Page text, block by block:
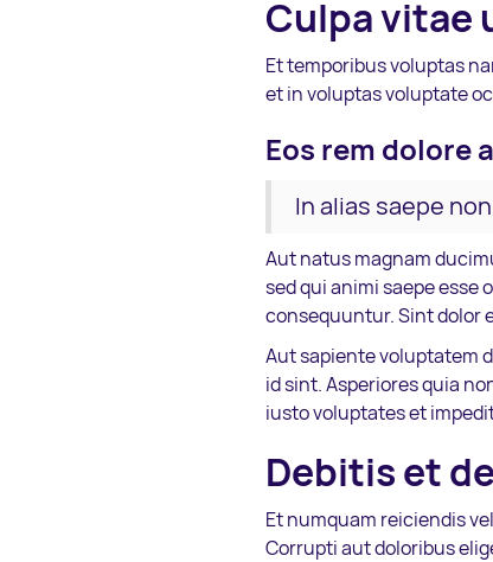
Culpa vitae
Et temporibus voluptas
et in voluptas voluptate
Eos rem dolore
In alias saepe
Aut natus magnam
sed qui animi saepe esse
consequuntur. Sint dolor
Aut sapiente voluptatem
id sint. Asperiores quia
iusto voluptates et
Debitis et
Et numquam reiciendis
Corrupti aut doloribus